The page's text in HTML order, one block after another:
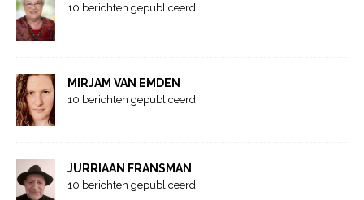
10 berichten gepubliceerd
MIRJAM VAN EMDEN
10 berichten gepubliceerd
JURRIAAN FRANSMAN
10 berichten gepubliceerd